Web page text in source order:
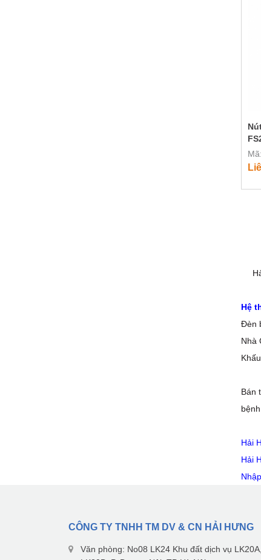
Hệ
Đèn
Nhà
Bán
Hải
Hải
CÔNG TY TNHH TM DV & CN HẢI HƯNG
Văn phòng: No08 LK24 Khu đất dịch vụ LK20A,